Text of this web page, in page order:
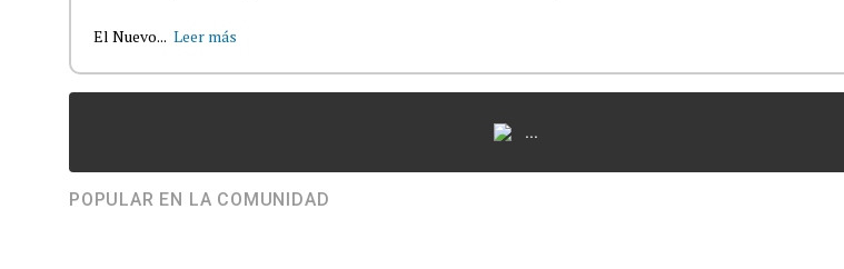
El Nuevo... Leer más
...
POPULAR EN LA COMUNIDAD